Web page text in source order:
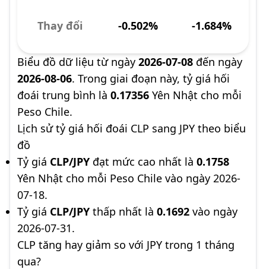
Thay đổi -0.502% -1.684%
Biểu đồ dữ liệu từ ngày 2026-07-08 đến ngày
2026-08-06. Trong giai đoạn này, tỷ giá hối
đoái trung bình là 0.17356 Yên Nhật cho mỗi
Peso Chile.
Lịch sử tỷ giá hối đoái CLP sang JPY theo biểu
đồ
Tỷ giá CLP/JPY đạt mức cao nhất là 0.1758
Yên Nhật cho mỗi Peso Chile vào ngày 2026-
07-18.
Tỷ giá CLP/JPY thấp nhất là 0.1692 vào ngày
2026-07-31.
CLP tăng hay giảm so với JPY trong 1 tháng
qua?